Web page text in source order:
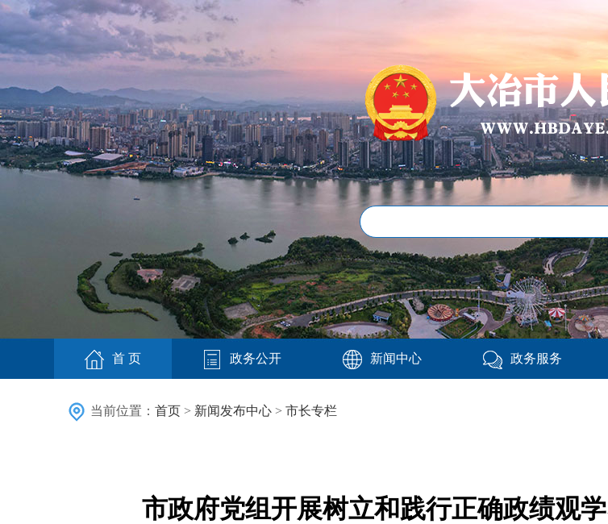
首 页 政务公开 新闻中心 政务服务
当前位置： 首页 > 新闻发布中心 > 市长专栏
市政府党组开展树立和践行正确政绩观